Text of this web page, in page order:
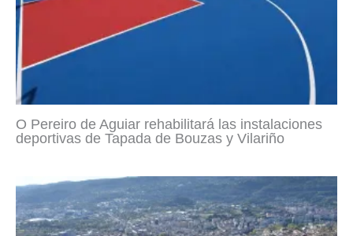
O Pereiro de Aguiar rehabilitará las instalaciones
deportivas de Tapada de Bouzas y Vilariño